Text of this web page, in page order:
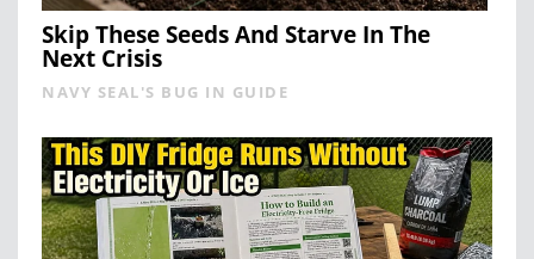
Skip These Seeds And Starve In The
Next Crisis
NAVY SEAL'S BUG IN GUIDE